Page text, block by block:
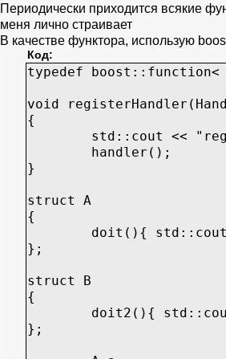
Периодически приходится всякие
меня лично страивает
В качестве функтора, использую
Код:
typedef
void
{
std::cout <<
handler();
}
struct A
{
doit(){
};
struct B
{
doit2(){
};